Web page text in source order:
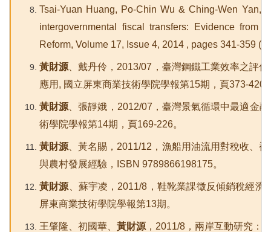
Tsai-Yuan Huang, Po-Chin Wu & Ching-Wen Yan,
intergovernmental fiscal transfers: Evidence from
Reform, Volume 17, Issue 4, 2014 , pages 341-359
黃財源 、戴丹伶，2013/07，臺灣鋼鐵工業效率之評
應用, 國立屏東商業技術學院學報第15期，頁373-420
黃財源 、張靜娥，2012/07，臺灣景氣循環中最適金
術學院學報第14期，頁169-226。
黃財源 、黃名賜，2011/12，漁船用油流用對稅收、
與農村發展經驗，ISBN 9789866198175。
黃財源 、蘇宇凌，2011/8，鞋靴業課徵反傾銷稅經
屏東商業技術學院學報第13期。
王肇隆、初國華、 黃財源 ，2011/8，兩岸互動研究：